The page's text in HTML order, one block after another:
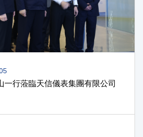
一行蒞臨天信儀表集團有限公司